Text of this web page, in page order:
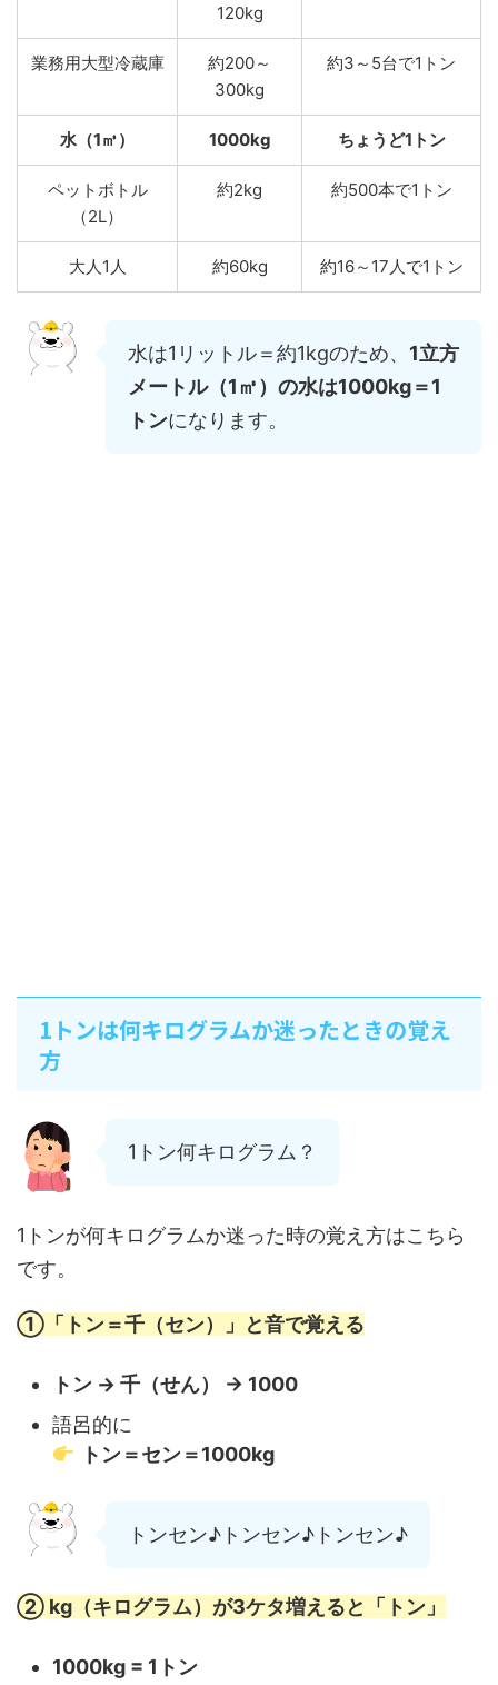
120kg
業務用大型冷蔵庫
約200～
300kg
約3～5台で1トン
水（1㎥） 1000kg ちょうど1トン
ペットボトル
（2L）
約2kg 約500本で1トン
大人1人 約60kg 約16～17人で1トン
水は1リットル＝約1kgのため、 1立方
メートル（1㎥）の水は1000kg＝1
トンになります。
1トンは何キログラムか迷ったときの覚え
方
1トン何キログラム？
1トンが何キログラムか迷った時の覚え方はこちら
です。
①「トン＝千（セン）」と音で覚える
トン → 千（せん） → 1000
語呂的に
トン＝セン＝1000kg
トンセン♪トンセン♪トンセン♪
② kg（キログラム）が3ケタ増えると「トン」
1000kg = 1トン